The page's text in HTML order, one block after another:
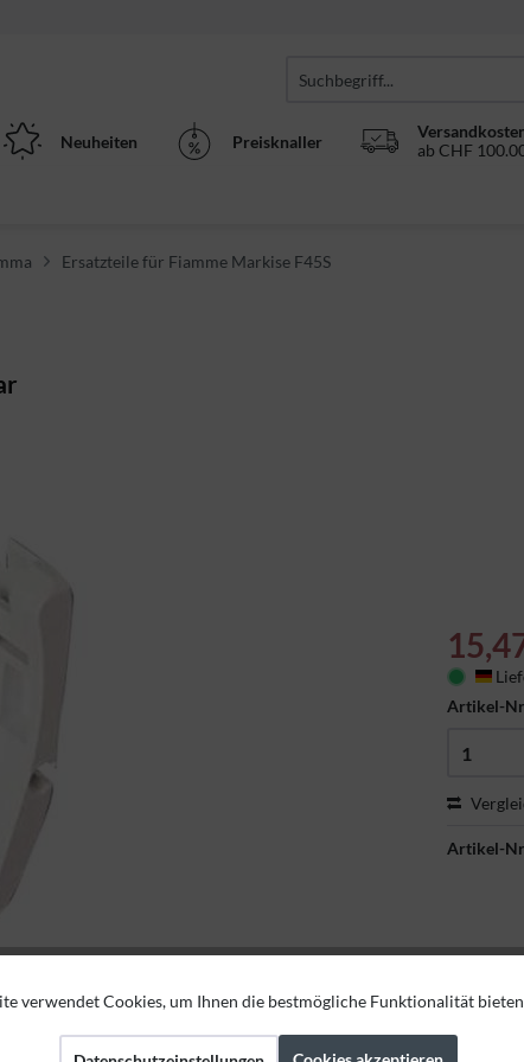
Neuheiten Preisknaller
ab CHF
Ersatzteile für Fiamme Markise F45S
Artikel-
Artikel-
verwendet Cookies, um Ihnen die bestmögliche Funktionalität